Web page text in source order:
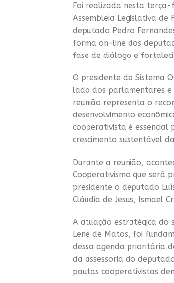
Foi realizada nesta
Assembleia Legislativa de
deputado Pedro
forma on-line dos
fase de diálogo e
O presidente do Sistema
lado dos parlamentares e
reunião representa o
desenvolvimento
cooperativista é essencial
crescimento sustentável
Durante a reunião,
Cooperativismo que será
presidente o deputado
Cláudia de Jesus, Ismael
A atuação estratégica do
Lene de Matos, foi
dessa agenda prioritária
da assessoria do
pautas cooperativistas